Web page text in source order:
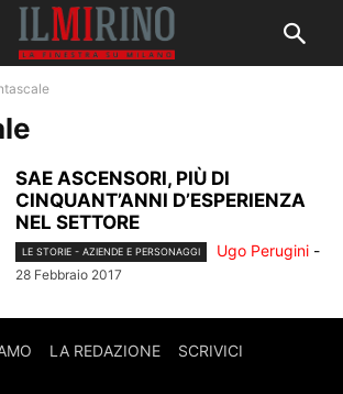
SAE ASCENSORI, PIÙ DI
CINQUANT’ANNI D’ESPERIENZA
NEL SETTORE
LE STORIE - AZIENDE E PERSONAGGI Ugo Perugini -
28 Febbraio 2017
LA REDAZIONE SCRIVICI